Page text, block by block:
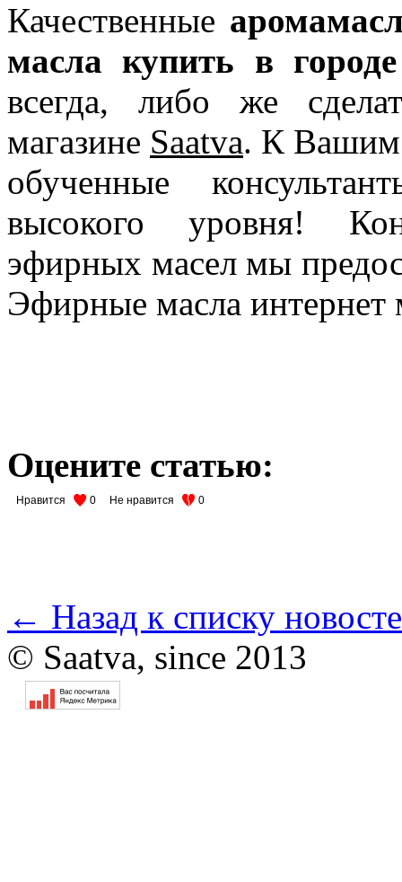
Качественные
масла купить в
всегда, либо же
магазине Saatva. К Вашим
обученные
высокого уровня!
эфирных масел мы
Эфирные масла интернет
Оцените статью:
Нравится 0 Не нравится 0
← Назад к списку
© Saatva, since 2013